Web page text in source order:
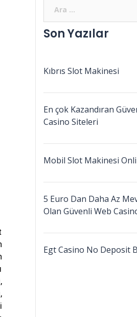
Son Yazılar
Kıbrıs Slot Makinesi
En çok Kazandıran
Casino Siteleri
Mobil Slot Makinesi
5 Euro Dan Daha Az
Olan Güvenli Web
Egt Casino No Deposit